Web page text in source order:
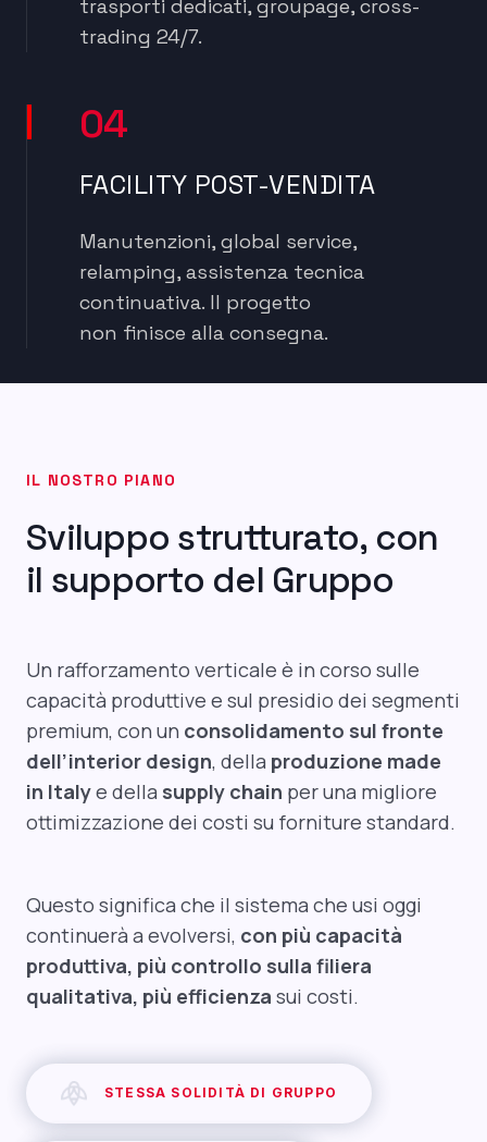
trasporti dedicati, groupage, cross-
trading 24/7.
04
FACILITY POST-VENDITA
Manutenzioni, global service,
relamping, assistenza tecnica
continuativa. Il progetto
non finisce alla consegna.
IL NOSTRO PIANO
Sviluppo strutturato, con
il supporto del Gruppo
Un rafforzamento verticale è in corso sulle
capacità produttive e sul presidio dei segmenti
premium, con un consolidamento sul fronte
dell’interior design, della produzione made
in Italye della supply chain per una migliore
ottimizzazione dei costi su forniture standard.
Questo significa che il sistema che usi oggi
continuerà a evolversi, con più capacità
produttiva, più controllo sulla filiera
qualitativa, più efficienza sui costi.
STESSA SOLIDITÀ DI GRUPPO